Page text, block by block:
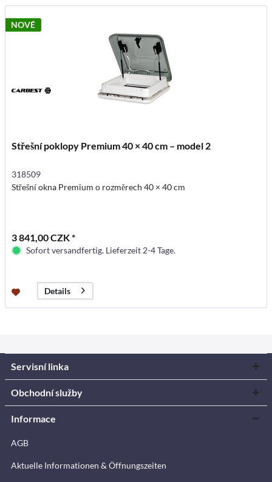
NOVÉ
Střešní poklopy Premium 40 × 40 cm – model 2
318509
Střešní okna Premium o rozměrech 40 × 40 cm
3 841,00 CZK *
Sofort versandfertig. Lieferzeit 2-4 Tage.
Details
Servisní linka
Obchodní služby
Informace
AGB
Aktuelle Informationen & Öffnungszeiten